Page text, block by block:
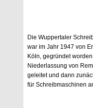
Die Wuppertaler
war im Jahr 1947 von
Köln, gegründet
Niederlassung von
geleitet und dann
für Schreibmaschinen